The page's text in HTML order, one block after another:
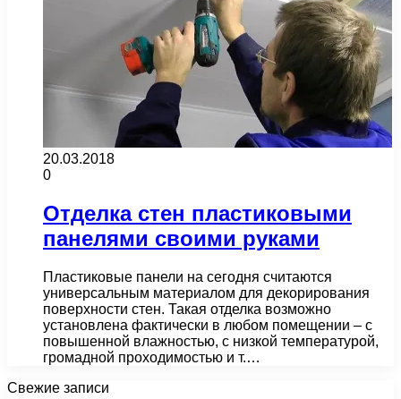
20.03.2018
0
Отделка стен пластиковыми
панелями своими руками
Пластиковые панели на сегодня считаются
универсальным материалом для декорирования
поверхности стен. Такая отделка возможно
установлена фактически в любом помещении – с
повышенной влажностью, с низкой температурой,
громадной проходимостью и т.…
Свежие записи